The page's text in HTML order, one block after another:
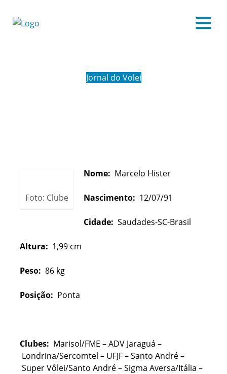
Jornal do Volei
Foto: Clube
Nome: Marcelo Hister
Nascimento: 12/07/91
Cidade: Saudades-SC-Brasil
Altura: 1,99 cm
Peso: 86 kg
Posição: Ponta
Clubes: Marisol/FME – ADV Jaraguá –
Londrina/Sercomtel – UFJF – Santo André –
Super Vôlei/Santo André – Sigma Aversa/Itália –